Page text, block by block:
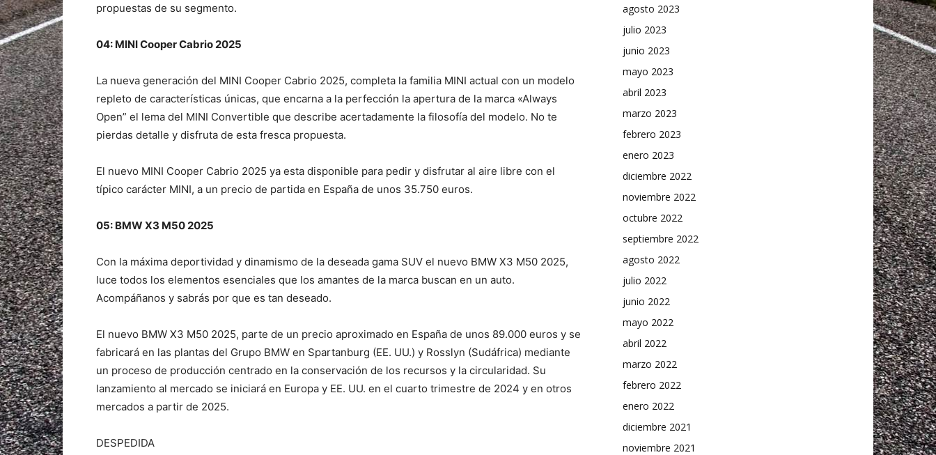
propuestas de su segmento.
04: MINI Cooper Cabrio 2025
La nueva generación del MINI Cooper Cabrio 2025, completa la familia MINI actual con un modelo
repleto de características únicas, que encarna a la perfección la apertura de la marca «Always
Open” el lema del MINI Convertible que describe acertadamente la filosofía del modelo. No te
pierdas detalle y disfruta de esta fresca propuesta.
El nuevo MINI Cooper Cabrio 2025 ya esta disponible para pedir y disfrutar al aire libre con el
típico carácter MINI, a un precio de partida en España de unos 35.750 euros.
05: BMW X3 M50 2025
Con la máxima deportividad y dinamismo de la deseada gama SUV el nuevo BMW X3 M50 2025,
luce todos los elementos esenciales que los amantes de la marca buscan en un auto.
Acompáñanos y sabrás por que es tan deseado.
El nuevo BMW X3 M50 2025, parte de un precio aproximado en España de unos 89.000 euros y se
fabricará en las plantas del Grupo BMW en Spartanburg (EE. UU.) y Rosslyn (Sudáfrica) mediante
un proceso de producción centrado en la conservación de los recursos y la circularidad. Su
lanzamiento al mercado se iniciará en Europa y EE. UU. en el cuarto trimestre de 2024 y en otros
mercados a partir de 2025.
DESPEDIDA
agosto 2023
julio 2023
junio 2023
mayo 2023
abril 2023
marzo 2023
febrero 2023
enero 2023
diciembre 2022
noviembre 2022
octubre 2022
septiembre 2022
agosto 2022
julio 2022
junio 2022
mayo 2022
abril 2022
marzo 2022
febrero 2022
enero 2022
diciembre 2021
noviembre 2021